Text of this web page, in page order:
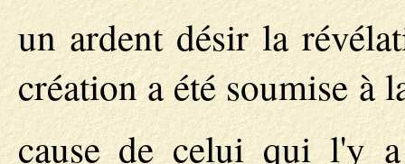
un ardent désir la
création a été soumise à
cause de celui qui l'y